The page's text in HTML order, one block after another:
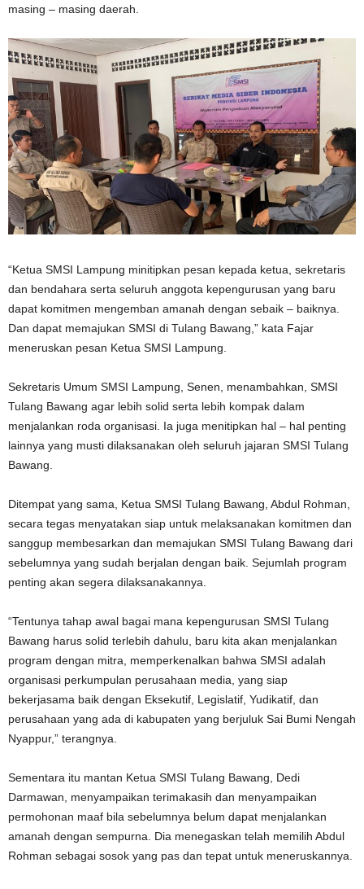
masing – masing daerah.
“Ketua SMSI Lampung minitipkan pesan kepada ketua, sekretaris
dan bendahara serta seluruh anggota kepengurusan yang baru
dapat komitmen mengemban amanah dengan sebaik – baiknya.
Dan dapat memajukan SMSI di Tulang Bawang,” kata Fajar
meneruskan pesan Ketua SMSI Lampung.
Sekretaris Umum SMSI Lampung, Senen, menambahkan, SMSI
Tulang Bawang agar lebih solid serta lebih kompak dalam
menjalankan roda organisasi. Ia juga menitipkan hal – hal penting
lainnya yang musti dilaksanakan oleh seluruh jajaran SMSI Tulang
Bawang.
Ditempat yang sama, Ketua SMSI Tulang Bawang, Abdul Rohman,
secara tegas menyatakan siap untuk melaksanakan komitmen dan
sanggup membesarkan dan memajukan SMSI Tulang Bawang dari
sebelumnya yang sudah berjalan dengan baik. Sejumlah program
penting akan segera dilaksanakannya.
“Tentunya tahap awal bagai mana kepengurusan SMSI Tulang
Bawang harus solid terlebih dahulu, baru kita akan menjalankan
program dengan mitra, memperkenalkan bahwa SMSI adalah
organisasi perkumpulan perusahaan media, yang siap
bekerjasama baik dengan Eksekutif, Legislatif, Yudikatif, dan
perusahaan yang ada di kabupaten yang berjuluk Sai Bumi Nengah
Nyappur,” terangnya.
Sementara itu mantan Ketua SMSI Tulang Bawang, Dedi
Darmawan, menyampaikan terimakasih dan menyampaikan
permohonan maaf bila sebelumnya belum dapat menjalankan
amanah dengan sempurna. Dia menegaskan telah memilih Abdul
Rohman sebagai sosok yang pas dan tepat untuk meneruskannya.